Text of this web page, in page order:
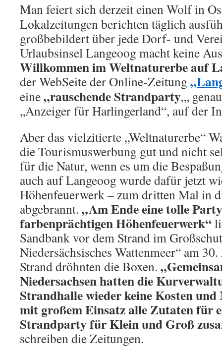
Man feiert sich derzeit einen Wolf in
Lokalzeitungen berichten täglich
großbebildert über jede Dorf- und
Urlaubsinsel Langeoog macht keine
Willkommen im Weltnaturerbe auf
der WebSeite der Online-Zeitung
eine„rauschende Strandparty„,
„Anzeiger für Harlingerland“, auf der
Aber das vielzitierte „Weltnaturerbe“
die Tourismuswerbung gut und nicht
für die Natur, wenn es um die
auch auf Langeoog wurde dafür jetzt
Höhenfeuerwerk – zum dritten Mal in
abgebrannt. „Am Ende eine tolle
farbenprächtigen Höhenfeuerwerk“
Sandbank vor dem Strand im
Niedersächsisches Wattenmeer“ am
Strand dröhnten die Boxen.
Niedersachsen hatten die
Strandhalle wieder keine Kosten und
mit großem Einsatz alle Zutaten für
Strandparty für Klein und Groß
schreiben die Zeitungen.